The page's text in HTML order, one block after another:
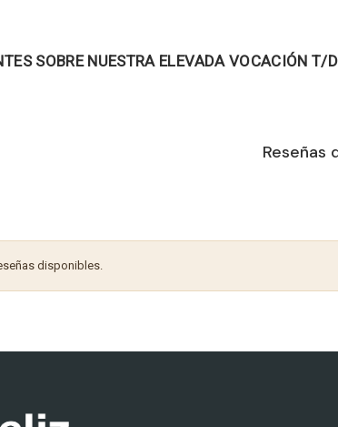
SOBRE NUESTRA ELEVADA VOCACIÓN T/
Reseñas
disponibles.